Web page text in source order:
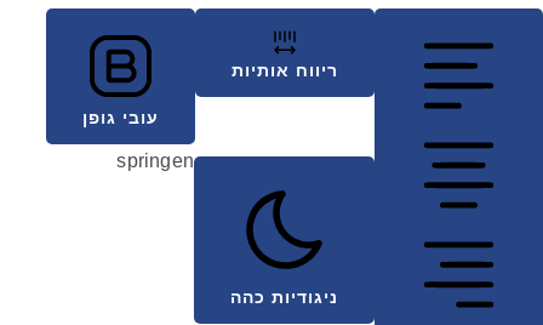
ריווח אותיות
עובי גופן
ניגודיות כהה
springen